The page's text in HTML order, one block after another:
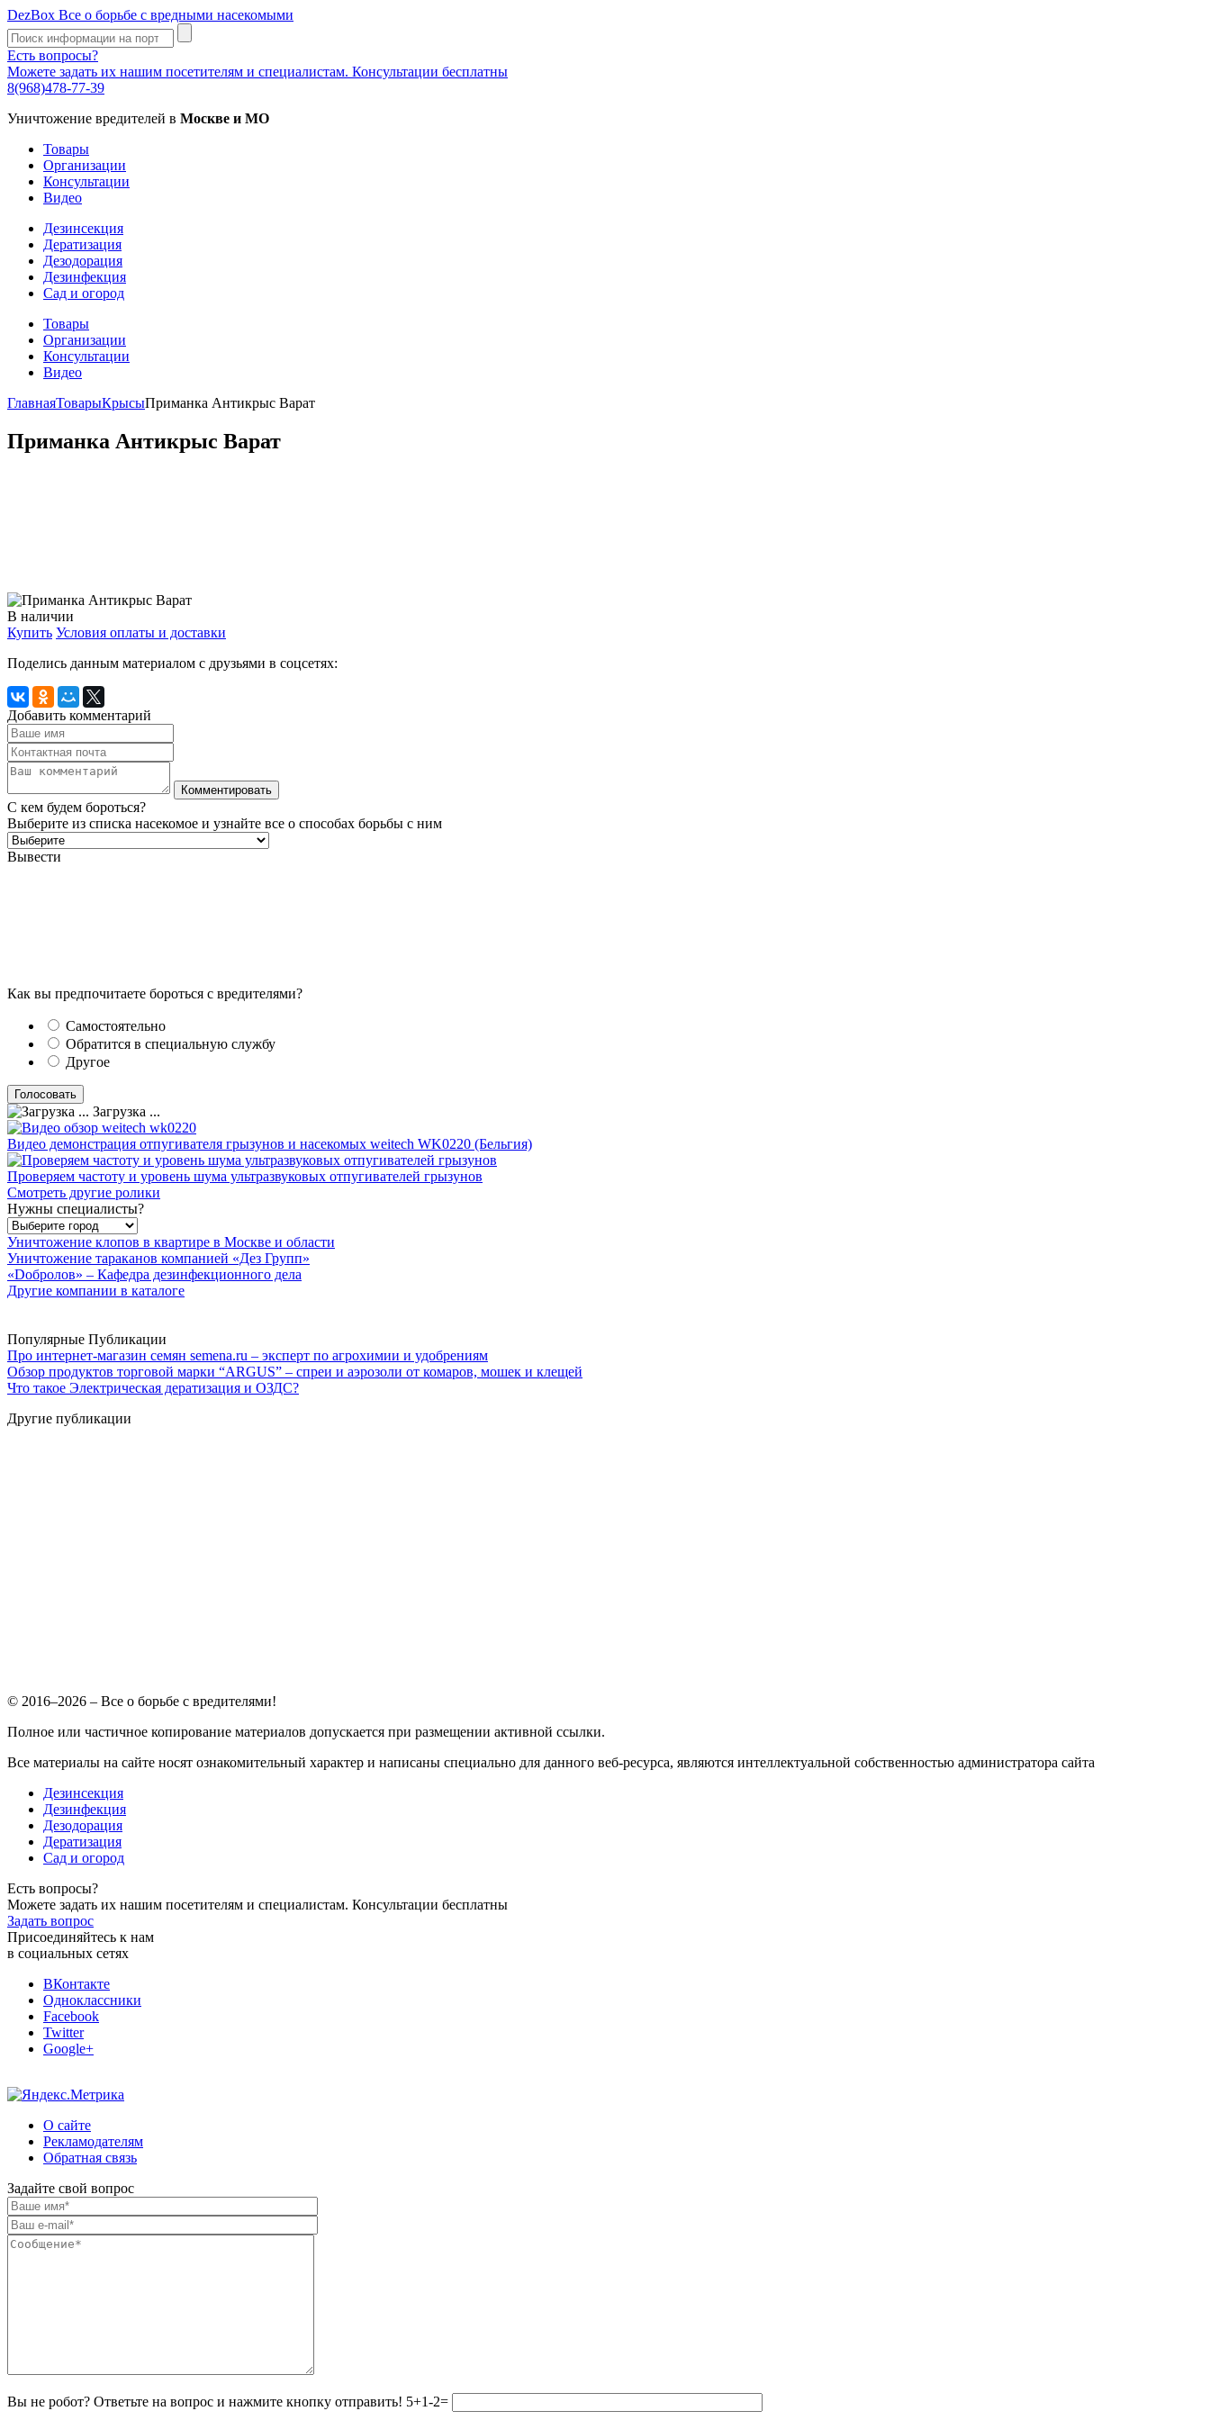
DezBox Все о борьбе с вредными насекомыми
Есть вопросы?
Можете задать их нашим посетителям и специалистам. Консультации бесплатны
8(968)478-77-39
Уничтожение вредителей в Москве и МО
Товары
Организации
Консультации
Видео
Дезинсекция
Дератизация
Дезодорация
Дезинфекция
Сад и огород
Товары
Организации
Консультации
Видео
ГлавнаяТоварыКрысыПриманка Антикрыс Варат
Приманка Антикрыс Варат
В наличии
Купить Условия оплаты и доставки
Поделись данным материалом с друзьями в соцсетях:
Добавить комментарий
С кем будем бороться?
Выберите из списка насекомое и узнайте все о способах борьбы с ним
Вывести
Как вы предпочитаете бороться с вредителями?
Самостоятельно
Обратится в специальную службу
Другое
Загрузка ...
Видео демонстрация отпугивателя грызунов и насекомых weitech WK0220 (Бельгия)
Проверяем частоту и уровень шума ультразвуковых отпугивателей грызунов
Смотреть другие ролики
Нужны специалисты?
Уничтожение клопов в квартире в Москве и области
Уничтожение тараканов компанией «Дез Групп»
«Dобролов» – Кафедра дезинфекционного дела
Другие компании в каталоге
Популярные Публикации
Про интернет-магазин семян semena.ru – эксперт по агрохимии и удобрениям
Обзор продуктов торговой марки “ARGUS” – спреи и аэрозоли от комаров, мошек и клещей
Что такое Электрическая дератизация и ОЗДС?
Другие публикации
© 2016–2026 – Все о борьбе с вредителями!
Полное или частичное копирование материалов допускается при размещении активной ссылки.
Все материалы на сайте носят ознакомительный характер и написаны специально для данного веб-ресурса, являются интеллектуальной собственностью администратора сайта
Дезинсекция
Дезинфекция
Дезодорация
Дератизация
Сад и огород
Есть вопросы?
Можете задать их нашим посетителям и специалистам. Консультации бесплатны
Задать вопрос
Присоединяйтесь к нам
в социальных сетях
ВКонтакте
Одноклассники
Facebook
Twitter
Google+
О сайте
Рекламодателям
Обратная связь
Задайте свой вопрос
Вы не робот? Ответьте на вопрос и нажмите кнопку отправить! 5+1-2=